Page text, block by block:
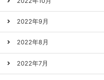
2022年9月
2022年8月
2022年7月